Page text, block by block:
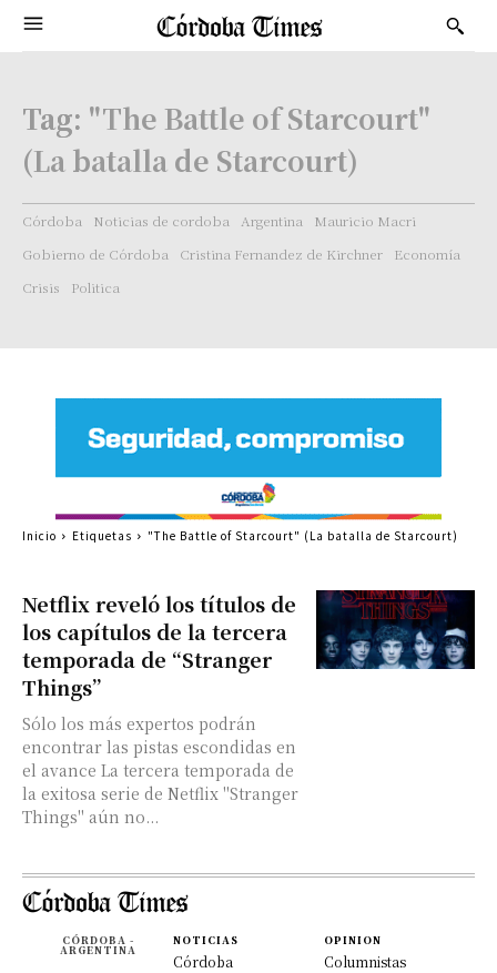
Tag: "The Battle of Starcourt"
(La batalla de Starcourt)
Córdoba Noticias de cordoba Argentina
Mauricio Macri
Gobierno de Córdoba
Cristina Fernandez de Kirchner
Economía
Crisis
Politica
Netflix reveló los títulos de
los capítulos de la tercera
temporada de “Stranger
Things”
Sólo los más expertos podrán
encontrar las pistas escondidas en
el avance La tercera temporada de
la exitosa serie de Netflix "Stranger
Things" aún no...
Inicio Etiquetas "The Battle of Starcourt" (La batalla de Starcourt)
CÓRDOBA -
ARGENTINA
NOTICIAS
Córdoba
OPINION
Columnistas